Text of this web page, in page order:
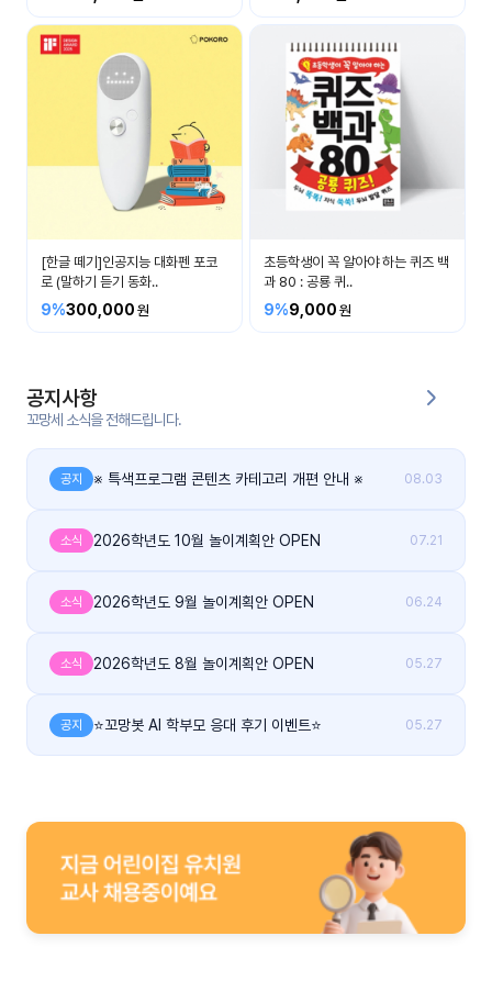
공지
이벤
우리
들의
이야
기
후기
게시
판
그
[한글 떼기]인공지능 대화펜 포코
로 (말하기 듣기 동화..
9%300,000
초등학생이 꼭 알아야 하는 퀴즈 백
과 80 : 공룡 퀴..
9%9,000
공지사항
꼬망세 소식을 전해드립니다.
공지 ※ 특색프로그램 콘텐츠 카테고리 개편 안내 ※ 08.03
소식 2026학년도 10월 놀이계획안 OPEN 07.21
소식 2026학년도 9월 놀이계획안 OPEN 06.24
소식 2026학년도 8월 놀이계획안 OPEN 05.27
공지 ⭐꼬망봇 AI 학부모 응대 후기 이벤트⭐ 05.27